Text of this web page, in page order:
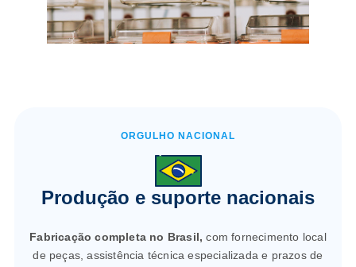
ORGULHO NACIONAL
Produção e suporte nacionais
Fabricação completa no Brasil, com fornecimento local
de peças, assistência técnica especializada e prazos de